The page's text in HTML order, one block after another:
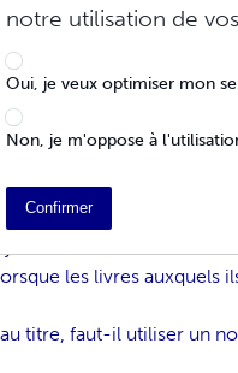
?
ou pour un public très
est-elle obligatoire ?
(magazine, etc…) ?
?
les livres auxquels
titre, faut-il utiliser un
notre utilisation de
Oui, je veux optimiser mon
Non, je m'oppose à
Confirmer